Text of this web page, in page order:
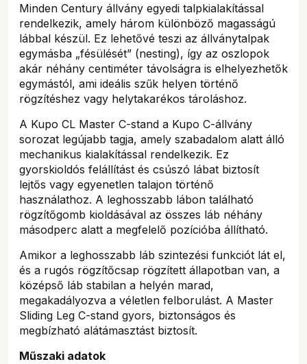
Minden Century állvány egyedi talpkialakítással
rendelkezik, amely három különböző magasságú
lábbal készül. Ez lehetővé teszi az állványtalpak
egymásba „fésülését” (nesting), így az oszlopok
akár néhány centiméter távolságra is elhelyezhetők
egymástól, ami ideális szűk helyen történő
rögzítéshez vagy helytakarékos tároláshoz.
A Kupo CL Master C-stand a Kupo C-állvány
sorozat legújabb tagja, amely szabadalom alatt álló
mechanikus kialakítással rendelkezik. Ez
gyorskioldós felállítást és csúszó lábat biztosít
lejtős vagy egyenetlen talajon történő
használathoz. A leghosszabb lábon található
rögzítőgomb kioldásával az összes láb néhány
másodperc alatt a megfelelő pozícióba állítható.
Amikor a leghosszabb láb szintezési funkciót lát el,
és a rugós rögzítőcsap rögzített állapotban van, a
középső láb stabilan a helyén marad,
megakadályozva a véletlen felborulást. A Master
Sliding Leg C-stand gyors, biztonságos és
megbízható alátámasztást biztosít.
Műszaki adatok